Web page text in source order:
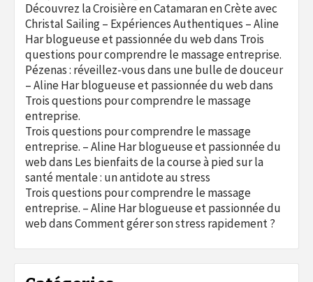
Découvrez la Croisière en Catamaran en Crète avec
Christal Sailing – Expériences Authentiques – Aline
Har blogueuse et passionnée du webdans Trois
questions pour comprendre le massage entreprise.
Pézenas : réveillez-vous dans une bulle de douceur
– Aline Har blogueuse et passionnée du webdans
Trois questions pour comprendre le massage
entreprise.
Trois questions pour comprendre le massage
entreprise. – Aline Har blogueuse et passionnée du
webdans Les bienfaits de la course à pied sur la
santé mentale : un antidote au stress
Trois questions pour comprendre le massage
entreprise. – Aline Har blogueuse et passionnée du
webdansComment gérer son stress rapidement ?